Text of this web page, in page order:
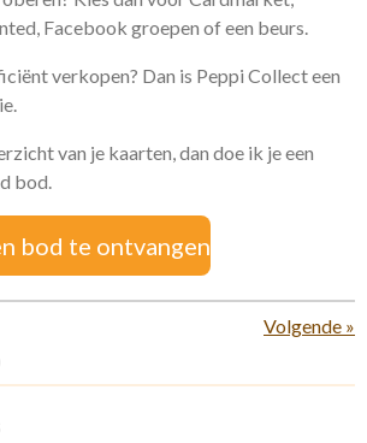
Facebook groepen of een beurs.
verkopen? Dan is Peppi Collect een
van je kaarten, dan doe ik je een
bod.
bod te ontvangen
Volgende »